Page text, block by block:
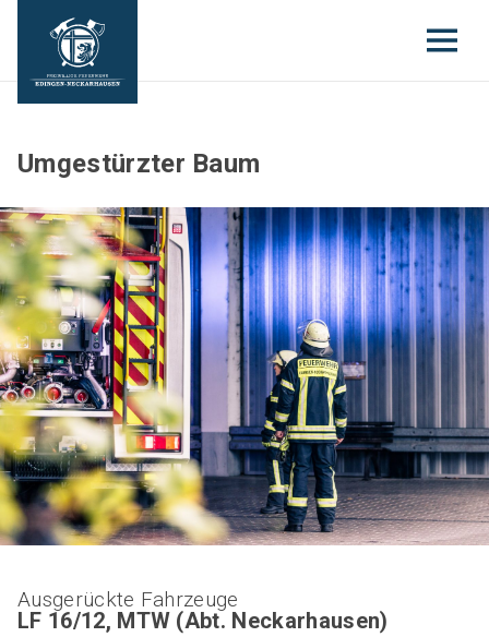
Umgestürzter Baum
Ausgerückte Fahrzeuge
LF 16/12, MTW (Abt. Neckarhausen)